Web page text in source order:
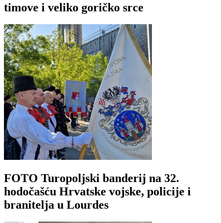
timove i veliko goričko srce
FOTO Turopoljski banderij na 32.
hodočašću Hrvatske vojske, policije i
branitelja u Lourdes